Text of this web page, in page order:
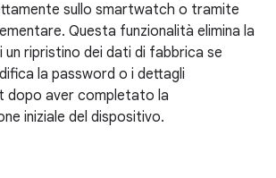
sullo smartwatch o tramite
Questa funzionalità elimina la
un ripristino dei dati di fabbrica se
la password o i dettagli
dopo aver completato la
iniziale del dispositivo.